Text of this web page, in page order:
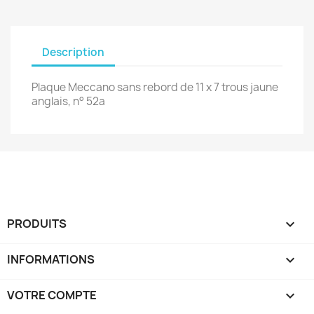
Description
Plaque Meccano sans rebord de 11 x 7 trous jaune
anglais, n° 52a
PRODUITS 
INFORMATIONS 
VOTRE COMPTE 